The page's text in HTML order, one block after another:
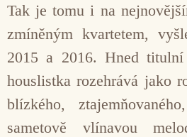
Tak je tomu i na
zmíněným kvartetem,
2015 a 2016. Hned
houslistka rozehrává jako
blízkého,
sametově vlínavou